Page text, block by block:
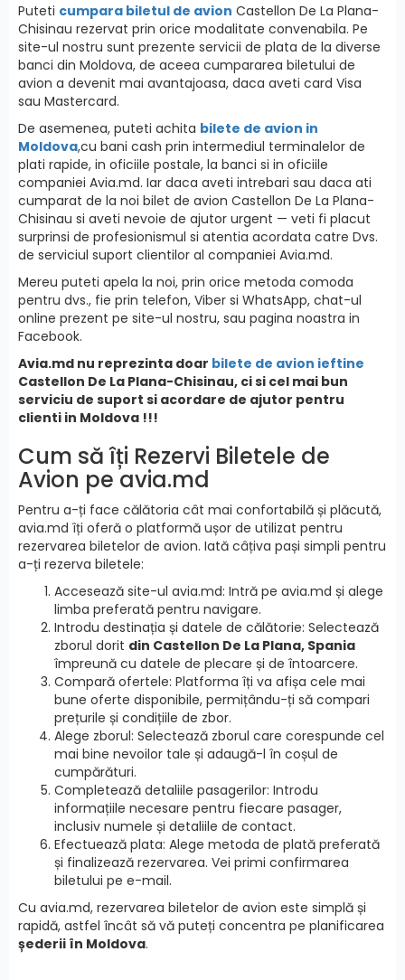
Puteti cumpara biletul de avion Castellon De La Plana-
Chisinau rezervat prin orice modalitate convenabila. Pe
site-ul nostru sunt prezente servicii de plata de la diverse
banci din Moldova, de aceea cumpararea biletului de
avion a devenit mai avantajoasa, daca aveti card Visa
sau Mastercard.
De asemenea, puteti achita bilete de avion in
Moldova,cu bani cash prin intermediul terminalelor de
plati rapide, in oficiile postale, la banci si in oficiile
companiei Avia.md. Iar daca aveti intrebari sau daca ati
cumparat de la noi bilet de avion Castellon De La Plana-
Chisinau si aveti nevoie de ajutor urgent — veti fi placut
surprinsi de profesionismul si atentia acordata catre Dvs.
de serviciul suport clientilor al companiei Avia.md.
Mereu puteti apela la noi, prin orice metoda comoda
pentru dvs., fie prin telefon, Viber si WhatsApp, chat-ul
online prezent pe site-ul nostru, sau pagina noastra in
Facebook.
Avia.md nu reprezinta doar bilete de avion ieftine
Castellon De La Plana-Chisinau, ci si cel mai bun
serviciu de suport si acordare de ajutor pentru
clienti in Moldova !!!
Cum să îți Rezervi Biletele de
Avion pe avia.md
Pentru a-ți face călătoria cât mai confortabilă și plăcută,
avia.md îți oferă o platformă ușor de utilizat pentru
rezervarea biletelor de avion. Iată câțiva pași simpli pentru
a-ți rezerva biletele:
Accesează site-ul avia.md: Intră pe avia.md și alege
limba preferată pentru navigare.
Introdu destinația și datele de călătorie: Selectează
zborul dorit din Castellon De La Plana, Spania
împreună cu datele de plecare și de întoarcere.
Compară ofertele: Platforma îți va afișa cele mai
bune oferte disponibile, permițându-ți să compari
prețurile și condițiile de zbor.
Alege zborul: Selectează zborul care corespunde cel
mai bine nevoilor tale și adaugă-l în coșul de
cumpărături.
Completează detaliile pasagerilor: Introdu
informațiile necesare pentru fiecare pasager,
inclusiv numele și detaliile de contact.
Efectuează plata: Alege metoda de plată preferată
și finalizează rezervarea. Vei primi confirmarea
biletului pe e-mail.
Cu avia.md, rezervarea biletelor de avion este simplă și
rapidă, astfel încât să vă puteți concentra pe planificarea
șederii în Moldova.